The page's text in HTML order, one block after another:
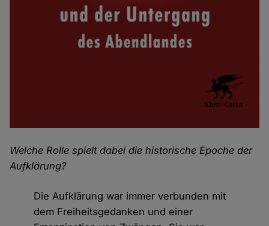
Welche Rolle spielt dabei die historische Epoche der
Aufklärung?
Die Aufklärung war immer verbunden mit
dem Freiheitsgedanken und einer